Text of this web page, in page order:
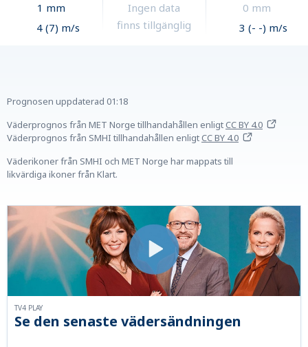
1 mm
4 (7) m/s
Ingen data
finns tillgänglig
0 mm
3 (- -) m/s
Prognosen uppdaterad 01:18
Väderprognos från MET Norge tillhandahållen enligtCC BY 4.0
Väderprognos från SMHI tillhandahållen enligtCC BY 4.0
Väderikoner från SMHI och MET Norge har mappats till
likvärdiga ikoner från Klart.
Se den senaste vädersändningen
TV4 PLAY